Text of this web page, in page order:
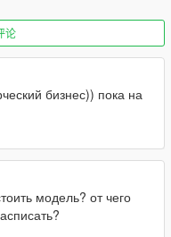
the folder "x64" to:
extract the
"dlclist.xml" back to:
论
бизнес)) пока на
модель? от чего